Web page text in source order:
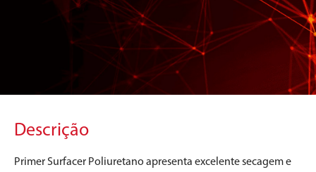
Descrição
Primer Surfacer Poliuretano apresenta excelente secagem e